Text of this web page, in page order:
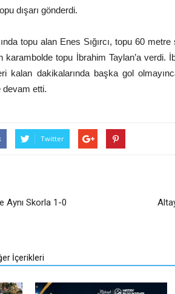
dışarı gönderdi.
topu alan Enes Sığırcı, topu 60 metre
karambolde topu İbrahim Taylan’a verdi.
kalan dakikalarında başka gol
devam etti.
Twitter
Aynı Skorla 1-0
İçerikleri